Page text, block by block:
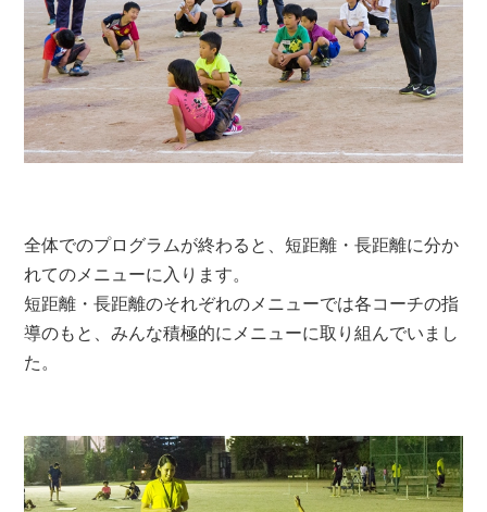
全体でのプログラムが終わると、短距離・長距離に分か
れてのメニューに入ります。
短距離・長距離のそれぞれのメニューでは各コーチの指
導のもと、みんな積極的にメニューに取り組んでいまし
た。